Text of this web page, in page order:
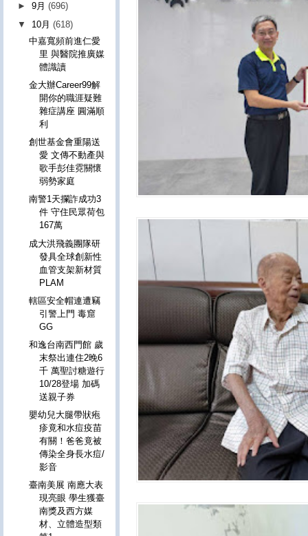
►9月(696)
▼ 10月(618)
中嘉寬頻前進仁愛
里 與醫院推廣媒
體識讀
金大辦Career99解
開你的職涯疑難
雜症講座 圓滿順
利
創世基金會重陽送
愛 文傳不動產與
歌手彭佳霓關懷
弱勢家庭
南警1天攔詐成功3
件 守住民眾荷包
167萬
成大洪飛義團隊研
發具全球創新性
血管支架新材質
PLAM
轄區安全帽連遭竊
引警上門 毒窟
GG
和逸台南西門館 歲
末祭出連住2晚6
千 萬聖討糖遊行
10/28登場 加碼
送親子券
嬰幼兒大腿帶狀疱
疹竟和水痘疫苗
有關！爸爸竟被
傳染全身長水痘/
影音
臺南美展 南應大表
現亮眼 學生獲臺
南獎及西方媒
材、立體造型類